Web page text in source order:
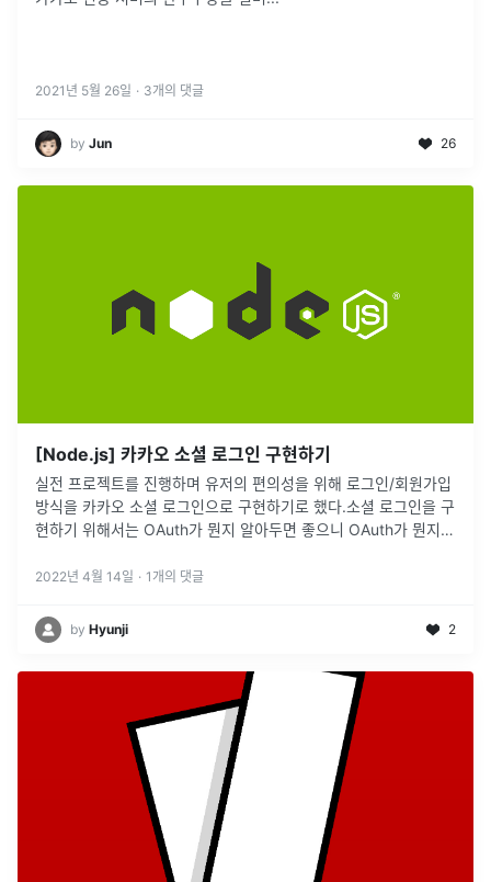
2021년 5월 26일 · 3개의 댓글
by Jun 26
[Node.js] 카카오 소셜 로그인 구현하기
실전 프로젝트를 진행하며 유저의 편의성을 위해 로그인/회원가입
방식을 카카오 소셜 로그인으로 구현하기로 했다.소셜 로그인을 구
현하기 위해서는 OAuth가 뭔지 알아두면 좋으니 OAuth가 뭔지
만 아니 ...
2022년 4월 14일 · 1 개의 댓글
by Hyunji 2